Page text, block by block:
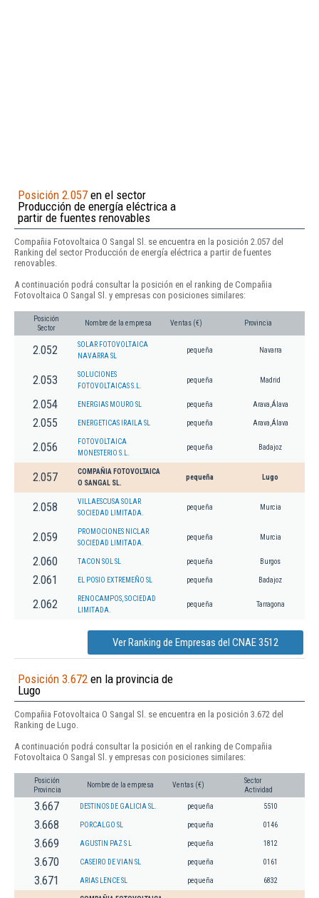
Posición 2.057 en el sector
Producción de energía eléctrica a
partir de fuentes renovables
Compañia Fotovoltaica O Sangal Sl. se encuentra en la posición 2.057 del
Ranking del sector Producción de energía eléctrica a partir de fuentes
renovables.
A continuación podrá consultar la posición en el ranking de Compañia
Fotovoltaica O Sangal Sl. y empresas con posiciones similares:
Posición
Sector
Nombre de la empresa Ventas (€) Provincia
2.052
SOLAR FOTOVOLTAICA
NAVARRA SL
pequeña Navarra
2.053
SOLUCIONES
FOTOVOLTAICAS S.L.
pequeña Madrid
2.054 ENERGIAS MOURO SL pequeña Arava,Álava
2.055 ENERGETICAS IRAILA SL pequeña Arava,Álava
2.056
FOTOVOLTAICA
MONESTERIO S.L.
pequeña Badajoz
2.057
COMPAÑIA FOTOVOLTAICA
O SANGAL SL.
pequeña Lugo
2.058
VILLAESCUSA SOLAR
SOCIEDAD LIMITADA.
pequeña Murcia
2.059
PROMOCIONES NICLAR
SOCIEDAD LIMITADA.
pequeña Murcia
2.060 TACON SOL SL pequeña Burgos
2.061 EL POSIO EXTREMEÑO SL pequeña Badajoz
2.062
RENOCAMPOS, SOCIEDAD
LIMITADA.
pequeña Tarragona
Ver Ranking de Empresas del CNAE 3512
Posición 3.672 en la provincia de
Lugo
Compañia Fotovoltaica O Sangal Sl. se encuentra en la posición 3.672 del
Ranking de Lugo.
A continuación podrá consultar la posición en el ranking de Compañia
Fotovoltaica O Sangal Sl. y empresas con posiciones similares:
Posición
Provincia
Nombre de la empresa Ventas (€)
Sector
Actividad
3.667 DESTINOS DE GALICIA SL. pequeña 5510
3.668 PORCALGO SL pequeña 0146
3.669 AGUSTIN PAZ S L pequeña 1812
3.670 CASEIRO DE VIAN SL pequeña 0161
3.671 ARIAS LENCE SL pequeña 6832